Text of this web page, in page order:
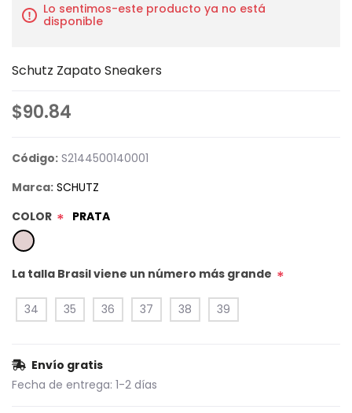
Lo sentimos-este producto ya no está
disponible
Schutz Zapato Sneakers
$90.84
Código: S2144500140001
Marca: SCHUTZ
COLOR * PRATA
La talla Brasil viene un número más grande *
34 35 36 37 38 39
Envío gratis
Fecha de entrega: 1-2 días